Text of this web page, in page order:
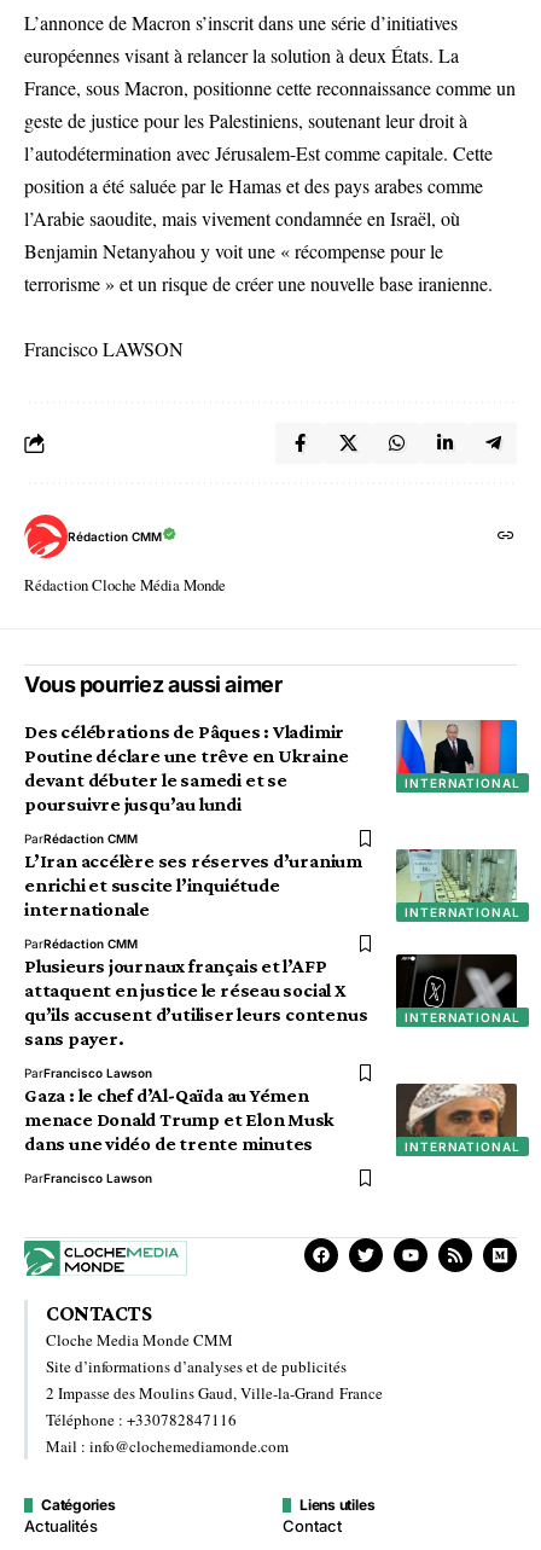
L’annonce de Macron s’inscrit dans une série d’initiatives
européennes visant à relancer la solution à deux États. La
France, sous Macron, positionne cette reconnaissance comme un
geste de justice pour les Palestiniens, soutenant leur droit à
l’autodétermination avec Jérusalem-Est comme capitale. Cette
position a été saluée par le Hamas et des pays arabes comme
l’Arabie saoudite, mais vivement condamnée en Israël, où
Benjamin Netanyahou y voit une « récompense pour le
terrorisme » et un risque de créer une nouvelle base iranienne.
Francisco LAWSON
Rédaction CMM
Rédaction Cloche Média Monde
Vous pourriez aussi aimer
INTERNATIONAL
Des célébrations de Pâques : Vladimir
Poutine déclare une trêve en Ukraine
devant débuter le samedi et se
poursuivre jusqu’au lundi
ParRédaction CMM
INTERNATIONAL
L’Iran accélère ses réserves d’uranium
enrichi et suscite l’inquiétude
internationale
ParRédaction CMM
INTERNATIONAL
Plusieurs journaux français et l’AFP
attaquent en justice le réseau social X
qu’ils accusent d’utiliser leurs contenus
sans payer.
ParFrancisco Lawson
INTERNATIONAL
Gaza : le chef d’Al-Qaïda au Yémen
menace Donald Trump et Elon Musk
dans une vidéo de trente minutes
ParFrancisco Lawson
CONTACTS
Cloche Media Monde CMM
Site d’informations d’analyses et de publicités
2 Impasse des Moulins Gaud, Ville-la-Grand France
Téléphone : +330782847116
Mail : info@clochemediamonde.com
Catégories
Actualités
Liens utiles
Contact